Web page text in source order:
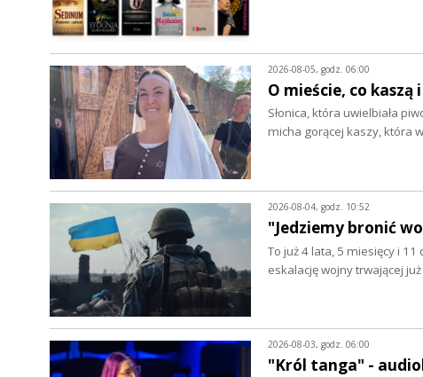
2026-08-05, godz. 06:00
O mieście, co
Słonica, która uwielbiała
micha gorącej kaszy, która
2026-08-04, godz. 10:52
"Jedziemy bronić
To już 4 lata, 5 miesięcy i 11
eskalację wojny trwającej
2026-08-03, godz. 06:00
"Król tanga" -